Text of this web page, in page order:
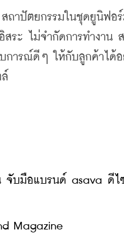
าปัตยกรรมในชุดยูนิฟอ
สระ ไม่จำกัดการทำงาน
การณ์ดีๆ ให้กับลูกค้าได้อ
จับมือแบรนด์ asava ดีไ
Magazine